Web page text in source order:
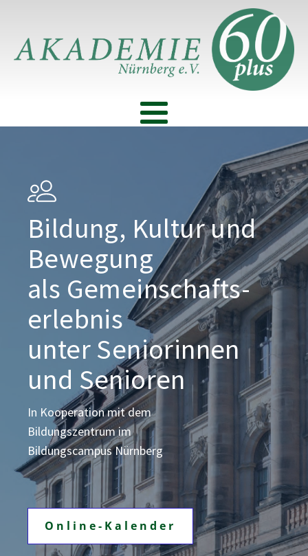
Bildung, Kultur und
Bewegung
als Gemeinschafts­
erlebnis
unter Seniorinnen
und Senioren
In Kooperation mit dem
Bildungszentrumim
Bildungscampus Nürnberg
Online-Kalender